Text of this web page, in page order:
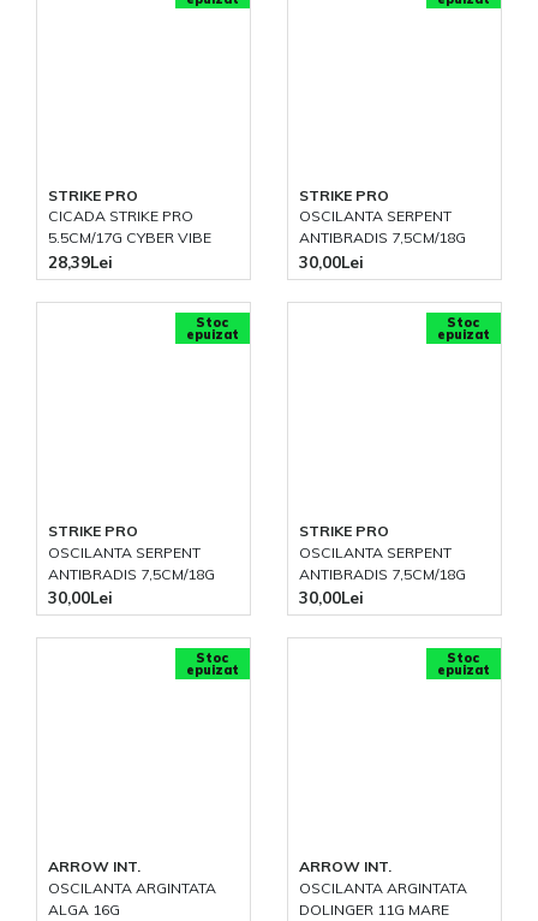
STRIKE PRO
CICADA STRIKE PRO
5.5CM/17G CYBER VIBE
28,39Lei
STRIKE PRO
OSCILANTA SERPENT
ANTIBRADIS 7,5CM/18G
30,00Lei
Stoc
epuizat
STRIKE PRO
OSCILANTA SERPENT
ANTIBRADIS 7,5CM/18G
30,00Lei
Stoc
epuizat
STRIKE PRO
OSCILANTA SERPENT
ANTIBRADIS 7,5CM/18G
30,00Lei
Stoc
epuizat
ARROW INT.
OSCILANTA ARGINTATA
ALGA 16G
Stoc
epuizat
ARROW INT.
OSCILANTA ARGINTATA
DOLINGER 11G MARE